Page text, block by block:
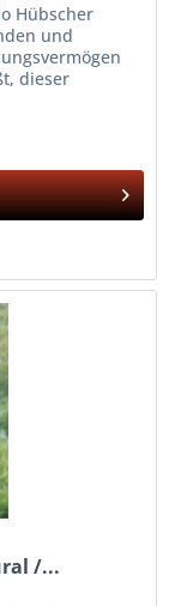
Hübscher
und
dieser
/...